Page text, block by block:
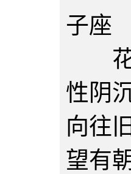
子座
花
性阴
向往
望有